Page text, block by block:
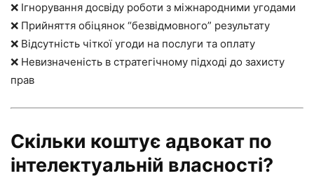
❌ Ігнорування досвіду роботи з міжнародними угодами
❌ Прийняття обіцянок “безвідмовного” результату
❌ Відсутність чіткої угоди на послуги та оплату
❌ Невизначеність в стратегічному підході до захисту
прав
Скільки коштує адвокат по
інтелектуальній власності?